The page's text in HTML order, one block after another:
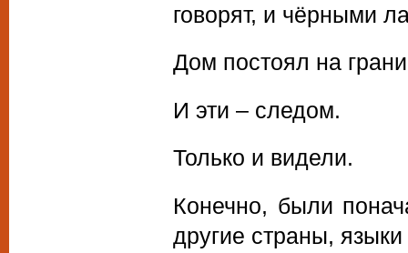
говорят, и чёрными
Дом постоял на
И эти – следом.
Только и видели.
Конечно, были
другие страны,